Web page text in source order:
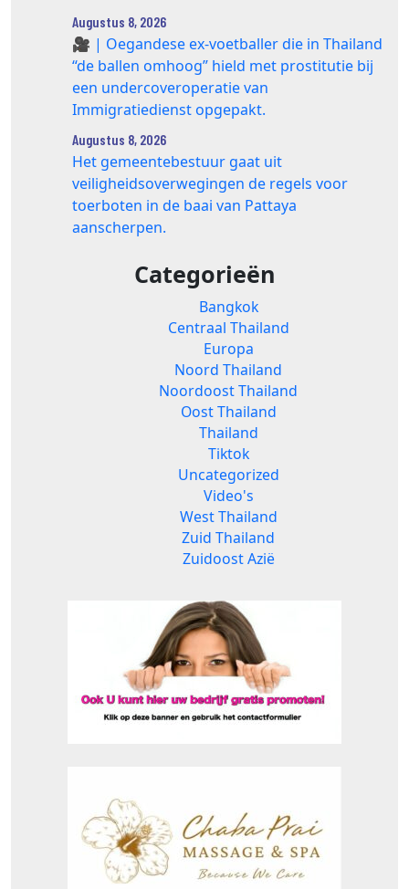
Augustus 8, 2026
🎥 | Oegandese ex-voetballer die in Thailand
“de ballen omhoog” hield met prostitutie bij
een undercoveroperatie van
Immigratiedienst opgepakt.
Augustus 8, 2026
Het gemeentebestuur gaat uit
veiligheidsoverwegingen de regels voor
toerboten in de baai van Pattaya
aanscherpen.
Categorieën
Bangkok
Centraal Thailand
Europa
Noord Thailand
Noordoost Thailand
Oost Thailand
Thailand
Tiktok
Uncategorized
Video's
West Thailand
Zuid Thailand
Zuidoost Azië